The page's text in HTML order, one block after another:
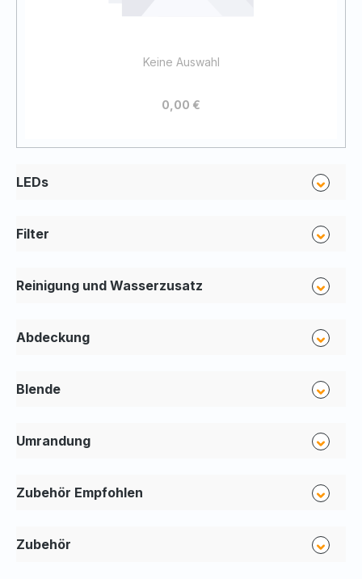
Keine Auswahl
0,00 €
LEDs
Filter
Reinigung und Wasserzusatz
Abdeckung
Blende
Umrandung
Zubehör Empfohlen
Zubehör